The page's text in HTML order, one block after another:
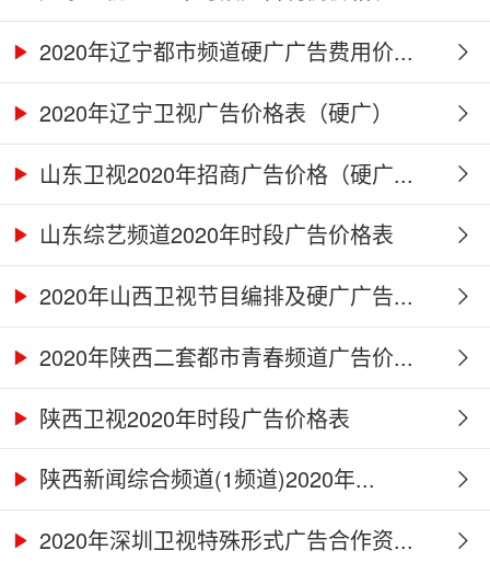
2020年辽宁都市频道硬广广告费用价...
2020年辽宁卫视广告价格表（硬广）
山东卫视2020年招商广告价格（硬广...
山东综艺频道2020年时段广告价格表
2020年山西卫视节目编排及硬广广告...
2020年陕西二套都市青春频道广告价...
陕西卫视2020年时段广告价格表
陕西新闻综合频道(1频道)2020年...
2020年深圳卫视特殊形式广告合作资...